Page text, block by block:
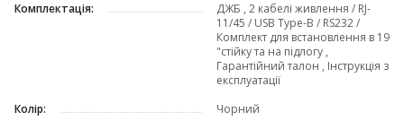
Комплектація:
ДЖБ , 2 кабелі живлення / RJ-
11/45 / USB Type-B / RS232 /
Комплект для встановлення в 19
"стійку та на підлогу ,
Гарантійний талон , Інструкція з
експлуатації
Колір:
Чорний